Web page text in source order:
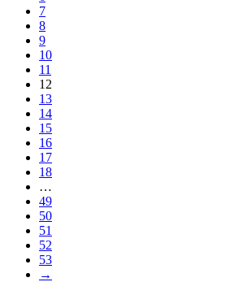
7
8
9
10
11
12
13
14
15
16
17
18
…
49
50
51
52
53
→